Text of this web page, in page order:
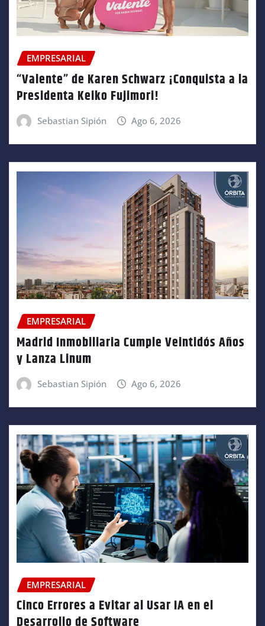
EMPRESARIAL
“Valente” de Karen Schwarz ¡Conquista a la
Presidenta Keiko Fujimori!
Sebastian Sipión Ago 6, 2026
EMPRESARIAL
Madrid Inmobiliaria Cumple Veintidós Años
y Lanza Linum
Sebastian Sipión Ago 6, 2026
EMPRESARIAL
Cinco Errores a Evitar al Usar IA en el